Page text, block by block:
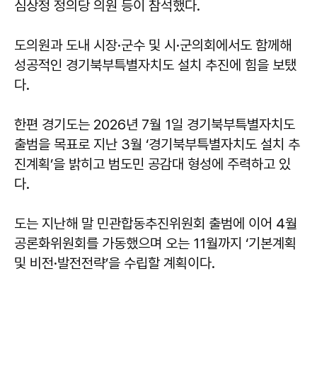
심상정 정의당 의원 등이 참석했다.
도의원과 도내 시장·군수 및 시·군의회에서도 함께해
성공적인 경기북부특별자치도 설치 추진에 힘을 보탰
다.
한편 경기도는 2026년 7월 1일 경기북부특별자치도
출범을 목표로 지난 3월 ‘경기북부특별자치도 설치 추
진계획’을 밝히고 범도민 공감대 형성에 주력하고 있
다.
도는 지난해 말 민관합동추진위원회 출범에 이어 4월
공론화위원회를 가동했으며 오는 11월까지 ‘기본계획
및 비전·발전전략’을 수립할 계획이다.